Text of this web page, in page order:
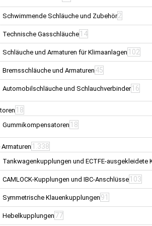
Schwimmende Schläuche und Zubehör2
Technische Gasschläuche 14
Schläuche und Armaturen für Klimaanlagen 102
Bremsschläuche und Armaturen 45
Automobilschläuche und Schlauchverbinder 16
18
Gummikompensatoren 18
1.338
Tankwagenkupplungen und ECTFE-ausgekleidete
CAMLOCK-Kupplungen und IBC-Anschlüsse 103
Symmetrische Klauenkupplungen 91
Hebelkupplungen 77